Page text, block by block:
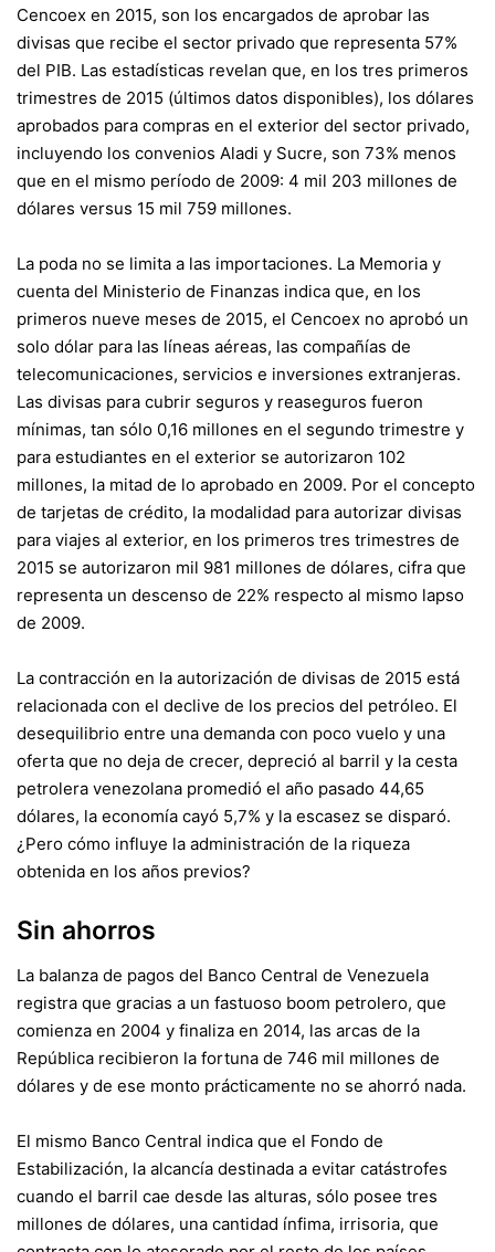
Cencoex en 2015, son los encargados de aprobar las
divisas que recibe el sector privado que representa 57%
del PIB. Las estadísticas revelan que, en los tres primeros
trimestres de 2015 (últimos datos disponibles), los dólares
aprobados para compras en el exterior del sector privado,
incluyendo los convenios Aladi y Sucre, son 73% menos
que en el mismo período de 2009: 4 mil 203 millones de
dólares versus 15 mil 759 millones.
La poda no se limita a las importaciones. La Memoria y
cuenta del Ministerio de Finanzas indica que, en los
primeros nueve meses de 2015, el Cencoex no aprobó un
solo dólar para las líneas aéreas, las compañías de
telecomunicaciones, servicios e inversiones extranjeras.
Las divisas para cubrir seguros y reaseguros fueron
mínimas, tan sólo 0,16 millones en el segundo trimestre y
para estudiantes en el exterior se autorizaron 102
millones, la mitad de lo aprobado en 2009. Por el concepto
de tarjetas de crédito, la modalidad para autorizar divisas
para viajes al exterior, en los primeros tres trimestres de
2015 se autorizaron mil 981 millones de dólares, cifra que
representa un descenso de 22% respecto al mismo lapso
de 2009.
La contracción en la autorización de divisas de 2015 está
relacionada con el declive de los precios del petróleo. El
desequilibrio entre una demanda con poco vuelo y una
oferta que no deja de crecer, depreció al barril y la cesta
petrolera venezolana promedió el año pasado 44,65
dólares, la economía cayó 5,7% y la escasez se disparó.
¿Pero cómo influye la administración de la riqueza
obtenida en los años previos?
Sin ahorros
La balanza de pagos del Banco Central de Venezuela
registra que gracias a un fastuoso boom petrolero, que
comienza en 2004 y finaliza en 2014, las arcas de la
República recibieron la fortuna de 746 mil millones de
dólares y de ese monto prácticamente no se ahorró nada.
El mismo Banco Central indica que el Fondo de
Estabilización, la alcancía destinada a evitar catástrofes
cuando el barril cae desde las alturas, sólo posee tres
millones de dólares, una cantidad ínfima, irrisoria, que